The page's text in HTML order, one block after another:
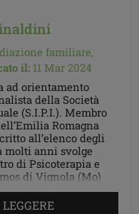
familiare,
il: 11 Mar 2024
ad orientamento
della Società
(S.I.P.I.). Membro
Romagna
all’elenco degli
molti anni svolge
di Psicoterapia e
di Vignola (Mo)
individuale, […]